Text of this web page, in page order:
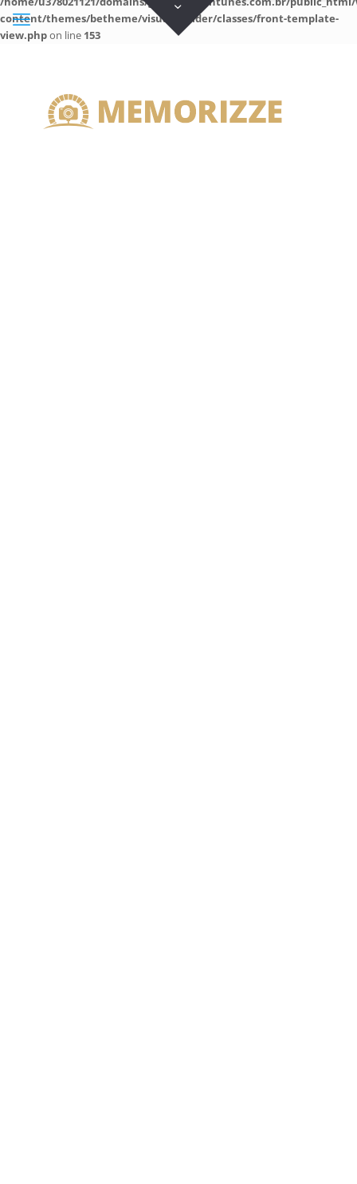
content/themes/betheme/visual-builder/classes/front-template-
view.phpon line 153